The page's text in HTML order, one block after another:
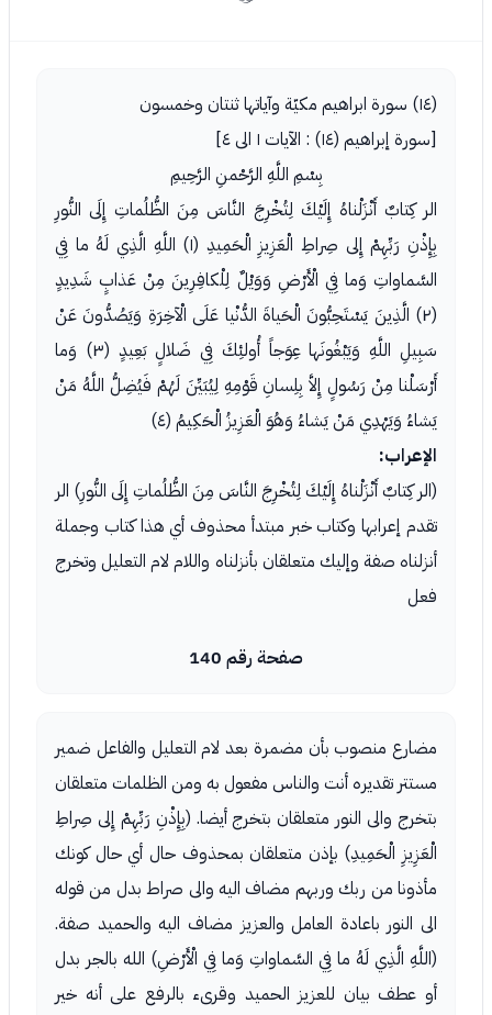
(١٤) سورة ابراهيم مكيّة وآياتها ثنتان وخمسون
[سورة إبراهيم (١٤) : الآيات ١ الى ٤]
بِسْمِ اللَّهِ الرَّحْمنِ الرَّحِيمِ
الر كِتابٌ أَنْزَلْناهُ إِلَيْكَ لِتُخْرِجَ النَّاسَ مِنَ الظُّلُماتِ إِلَى النُّورِ
بِإِذْنِ رَبِّهِمْ إِلى صِراطِ الْعَزِيزِ الْحَمِيدِ (١) اللَّهِ الَّذِي لَهُ ما فِي
السَّماواتِ وَما فِي الْأَرْضِ وَوَيْلٌ لِلْكافِرِينَ مِنْ عَذابٍ شَدِيدٍ
(٢) الَّذِينَ يَسْتَحِبُّونَ الْحَياةَ الدُّنْيا عَلَى الْآخِرَةِ وَيَصُدُّونَ عَنْ
سَبِيلِ اللَّهِ وَيَبْغُونَها عِوَجاً أُولئِكَ فِي ضَلالٍ بَعِيدٍ (٣) وَما
أَرْسَلْنا مِنْ رَسُولٍ إِلاَّ بِلِسانِ قَوْمِهِ لِيُبَيِّنَ لَهُمْ فَيُضِلُّ اللَّهُ مَنْ
يَشاءُ وَيَهْدِي مَنْ يَشاءُ وَهُوَ الْعَزِيزُ الْحَكِيمُ (٤)
الإعراب:
(الر كِتابٌ أَنْزَلْناهُ إِلَيْكَ لِتُخْرِجَ النَّاسَ مِنَ الظُّلُماتِ إِلَى النُّورِ) الر
تقدم إعرابها وكتاب خبر مبتدأ محذوف أي هذا كتاب وجملة
أنزلناه صفة وإليك متعلقان بأنزلناه واللام لام التعليل وتخرج
فعل
صفحة رقم 140
مضارع منصوب بأن مضمرة بعد لام التعليل والفاعل ضمير
مستتر تقديره أنت والناس مفعول به ومن الظلمات متعلقان
بتخرج والى النور متعلقان بتخرج أيضا. (بِإِذْنِ رَبِّهِمْ إِلى صِراطِ
الْعَزِيزِ الْحَمِيدِ) بإذن متعلقان بمحذوف حال أي حال كونك
مأذونا من ربك وربهم مضاف اليه والى صراط بدل من قوله
الى النور باعادة العامل والعزيز مضاف اليه والحميد صفة.
(اللَّهِ الَّذِي لَهُ ما فِي السَّماواتِ وَما فِي الْأَرْضِ) الله بالجر بدل
أو عطف بيان للعزيز الحميد وقرىء بالرفع على أنه خير